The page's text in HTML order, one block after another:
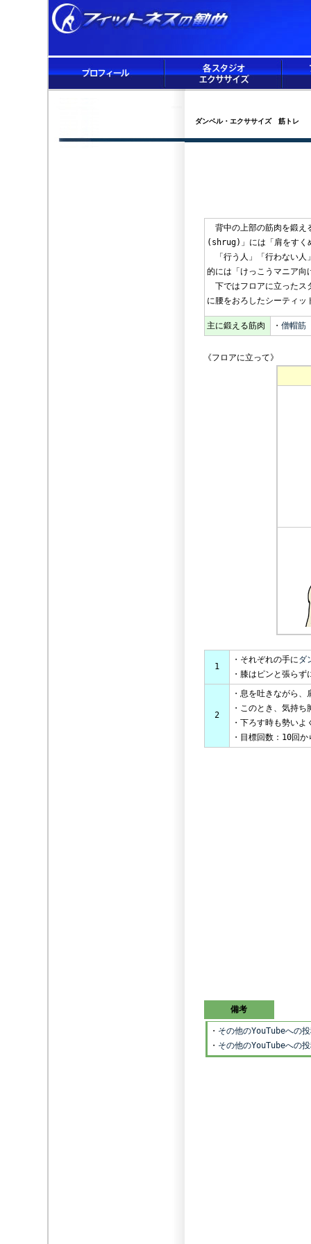
ダンベル・エクササイズ 筋トレ
背中の上部の筋肉を鍛え
(shrug)」には「肩をすく
「行う人」「行わない人
的には「けっこうマニア向
下ではフロアに立ったス
に腰をおろしたシーティ
主に鍛える筋肉 ・ 僧帽筋
《フロアに立って》
1
・それぞれの手にダ
・膝はピンと張ら
2
・息を吐きながら
・このとき、気持
・下ろす時も勢い
・目標回数：10回
備考
・ その他のYouTubeへの
・ その他のYouTubeへの